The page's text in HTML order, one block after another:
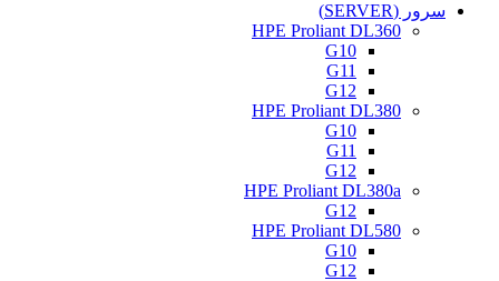
سرور (SERVER)
HPE Proliant DL360
G10
G11
G12
HPE Proliant DL380
G10
G11
G12
HPE Proliant DL380a
G12
HPE Proliant DL580
G10
G12